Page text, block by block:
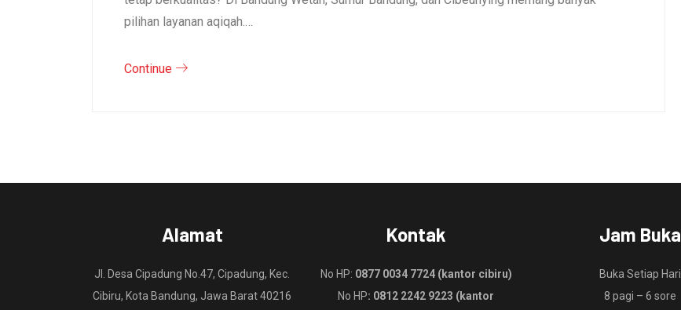
pilihan layanan aqiqah.…
Continue
Alamat
Jl. Desa Cipadung No.47, Cipadung, Kec.
Cibiru, Kota Bandung, Jawa Barat 40216
Kontak
No HP: 0877 0034 7724 (kantor cibiru)
No HP: 0812 2242 9223 (kantor
Jam Buka
Buka Setiap Hari
8 pagi – 6 sore